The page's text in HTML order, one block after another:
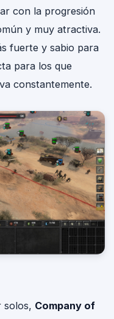
con la progresión
y muy atractiva.
fuerte y sabio para
para los que
constantemente.
solos, Company of